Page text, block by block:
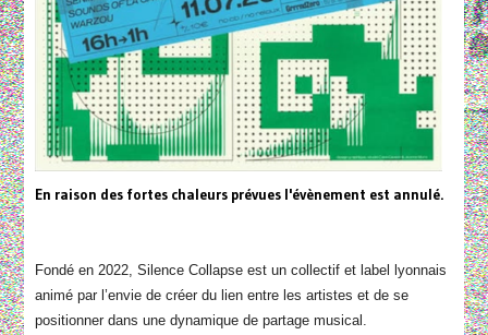
En raison des fortes chaleurs prévues l'évènement est annulé.
Fondé en 2022, Silence Collapse est un collectif et label lyonnais
animé par l’envie de créer du lien entre les artistes et de se
positionner dans une dynamique de partage musical.